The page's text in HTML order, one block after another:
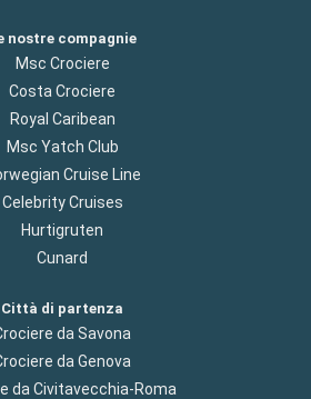
nostre compagnie
Msc Crociere
Costa Crociere
Royal Caribean
Msc Yatch Club
Cruise Line
Celebrity Cruises
Hurtigruten
Cunard
Città di partenza
da Savona
da Genova
da Civitavecchia-Roma